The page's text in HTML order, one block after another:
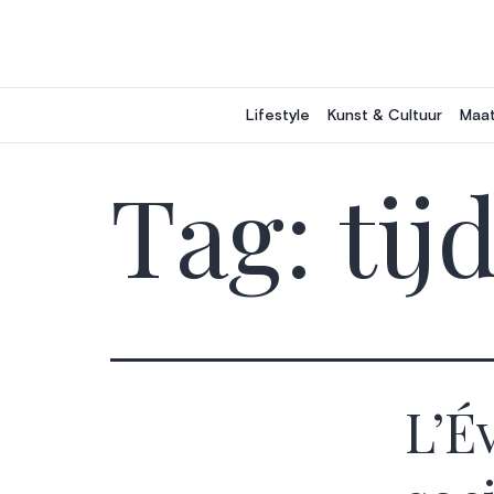
inhoud
Lifestyle Kunst & Cultuur
Tag: